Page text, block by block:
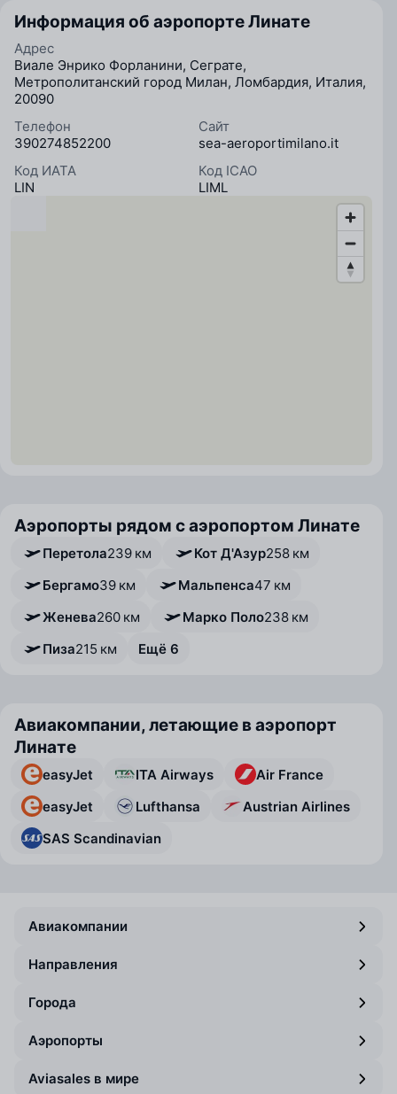
Информация об аэропорте Линате
Адрес
Виале Энрико Форланини, Сеграте,
Метрополитанский город Милан, Ломбардия, Италия,
20090
Телефон
390274852200
Сайт
sea-aeroportimilano.it
Код ИАТА
LIN
Код ICAO
LIML
Аэропорты рядом с аэропортом Линате
Перетола239 км Кот Д'Азур258 км
Бергамо39 км Мальпенса47 км
Женева260 км Марко Поло238 км
Пиза215 км Ещё 6
Авиакомпании, летающие в аэропорт
Линате
easyJet ITA Airways
Air France
easyJet
Lufthansa
Austrian Airlines
SAS Scandinavian
Авиакомпании
Направления
Города
Аэропорты
Aviasales в мире